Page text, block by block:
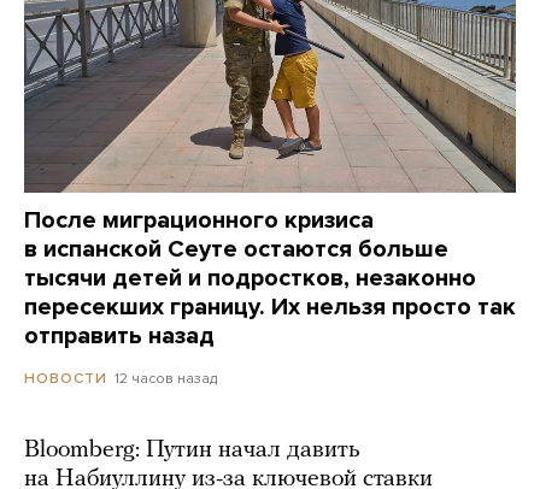
После миграционного кризиса
в испанской Сеуте остаются больше
тысячи детей и подростков, незаконно
пересекших границу. Их нельзя просто так
отправить назад
НОВОСТИ 12 часов назад
Bloomberg: Путин начал давить
на Набиуллину из-за ключевой ставки